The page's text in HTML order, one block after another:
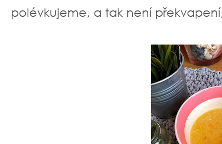
polévkujeme, a tak není